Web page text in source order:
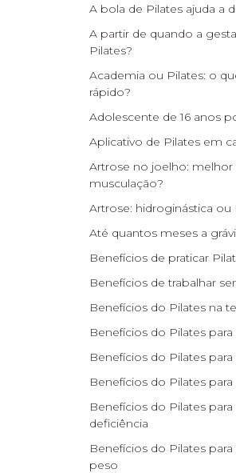
A bola de Pilates ajuda a
A partir de quando a
Pilates?
Academia ou Pilates: o
rápido?
Adolescente de 16 anos
Aplicativo de Pilates em
Artrose no joelho: melhor
musculação?
Artrose: hidroginástica ou
Até quantos meses a
Benefícios de praticar
Benefícios de trabalhar
Benefícios do Pilates na
Benefícios do Pilates para
Benefícios do Pilates
Benefícios do Pilates
Benefícios do Pilates
deficiência
Benefícios do Pilates
peso